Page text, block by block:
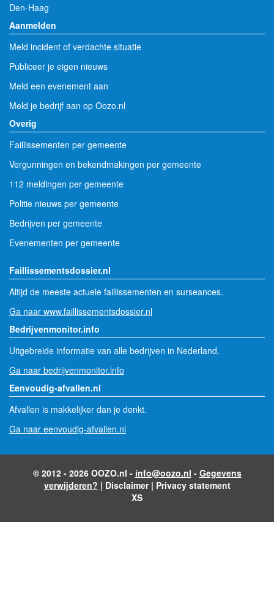
Den-Haag
Aanmelden
Meld incident of verdachte situatie
Publiceer je eigen nieuws
Meld een evenement aan
Meld je bedrijf aan op Oozo.nl
Overig
Faillissementen per gemeente
Vergunningen en bekendmakingen per gemeente
112 meldingen per gemeente
Politie nieuws per gemeente
Bedrijven per gemeente
Evenementen per gemeente
Faillissementsdossier.nl
Altijd de meeste actuele faillissementen en surseances.
Ga naar www.faillissementsdossier.nl
Bedrijvenmonitor.info
Uitgebreide informatie van alle bedrijven in Nederland.
Ga naar bedrijvenmonitor.info
Eenvoudig-afvallen.nl
Afvallen is makkelijker dan je denkt.
Ga naar eenvoudig-afvallen.nl
© 2012 - 2026 OOZO.nl - info@oozo.nl - Gegevens
verwijderen? | Disclaimer| Privacy statement
XS